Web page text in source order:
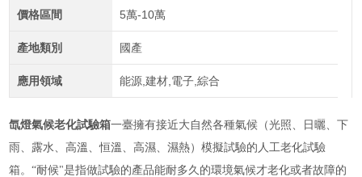
價格區間 5萬-10萬
產地類別 國產
應用領域 能源,建材,電子,綜合
氙燈氣候老化試驗箱一臺擁有接近大自然各種氣候（光照、日曬、下
雨、露水、高溫、恒溫、高濕、濕熱）模擬試驗的人工老化試驗
箱。“耐候"是指做試驗的產品能耐多久的環境氣候才老化或者故障的